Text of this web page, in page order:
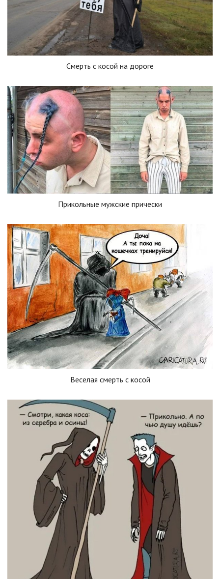
Смерть с косой на дороге
Прикольные мужские прически
Веселая смерть с косой